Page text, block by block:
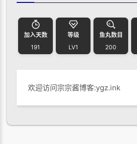
加入天数
191
等级
LV1
鱼丸数目
200
欢迎访问宗宗酱博客:ygz.ink